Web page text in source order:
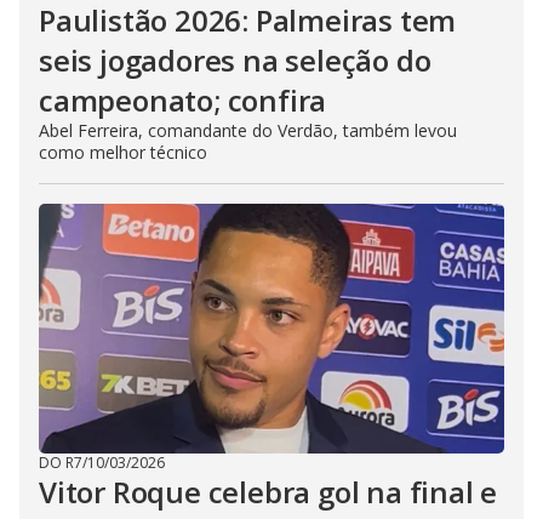
Paulistão 2026: Palmeiras tem
seis jogadores na seleção do
campeonato; confira
Abel Ferreira, comandante do Verdão, também levou
como melhor técnico
DO R7/10/03/2026
Vitor Roque celebra gol na final e